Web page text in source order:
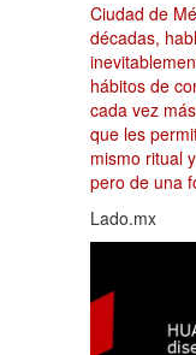
Ciudad de
décadas,
hábitos de
cada vez
que les
mismo ritual
pero de una
Lado.mx